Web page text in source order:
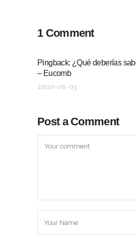
1 Comment
Pingback: ¿Qué deberías
– Eucomb
2020-06-03
Post a Comment